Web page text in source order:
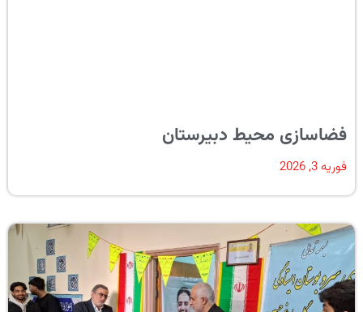
فضاسازی محیط دبیرستان
فوریه 3, 2026